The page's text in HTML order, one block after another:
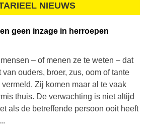
NIEUWS
geen inzage in herroepen
– of menen ze te weten – dat
ouders, broer, zus, oom of tante
Zij komen maar al te vaak
thuis. De verwachting is niet altijd
als de betreffende persoon ooit heeft